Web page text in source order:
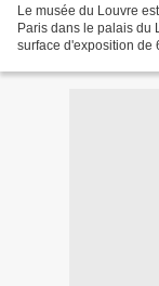
Le musée du Louvre
Paris dans le palais du
surface d'exposition de